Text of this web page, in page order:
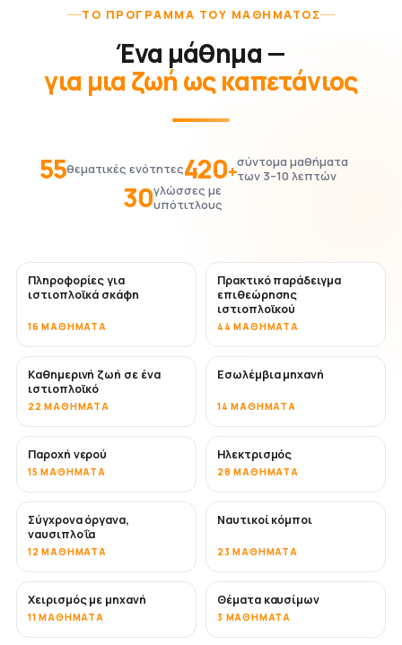
ΤΟ ΠΡΌΓΡΑΜΜΑ ΤΟΥ ΜΑΘΉΜΑΤΟΣ
Ένα μάθημα —
για μια ζωή ως καπετάνιος
55θεματικές ενότητες420+σύντομα μαθήματα
των 3–10 λεπτών
30γλώσσες με
υπότιτλους
Πληροφορίες για
ιστιοπλοϊκά σκάφη
16 ΜΑΘΉΜΑΤΑ
Πρακτικό παράδειγμα
επιθεώρησης
ιστιοπλοϊκού
44 ΜΑΘΉΜΑΤΑ
Καθημερινή ζωή σε ένα
ιστιοπλοϊκό
22 ΜΑΘΉΜΑΤΑ
Εσωλέμβια μηχανή
14 ΜΑΘΉΜΑΤΑ
Παροχή νερού
15 ΜΑΘΉΜΑΤΑ
Ηλεκτρισμός
28 ΜΑΘΉΜΑΤΑ
Σύγχρονα όργανα,
ναυσιπλοΐα
12 ΜΑΘΉΜΑΤΑ
Ναυτικοί κόμποι
23 ΜΑΘΉΜΑΤΑ
Χειρισμός με μηχανή
11 ΜΑΘΉΜΑΤΑ
Θέματα καυσίμων
3 ΜΑΘΉΜΑΤΑ